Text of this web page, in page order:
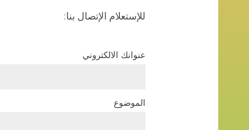
للإستعلام الإتصال بنا:
عنوانك الالكتروني
الموضوع